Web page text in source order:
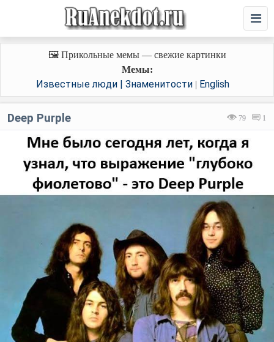
🖼️ Прикольные мемы — свежие картинки
Мемы:
Известные люди | Знаменитости| English
79 1
Deep Purple